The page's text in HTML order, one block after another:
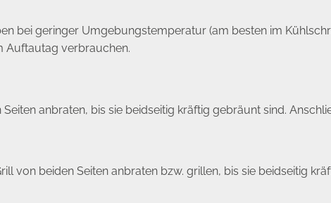
bei geringer Umgebungstemperatur (am besten im
Auftautag verbrauchen.
anbraten, bis sie beidseitig kräftig gebräunt sind.
von beiden Seiten anbraten bzw. grillen, bis sie beidseitig